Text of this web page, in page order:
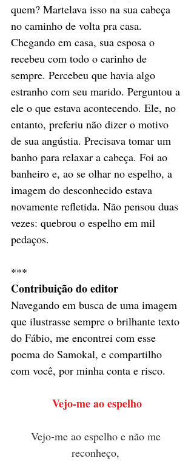
quem? Martelava isso na sua cabeça
no caminho de volta pra casa.
Chegando em casa, sua esposa o
recebeu com todo o carinho de
sempre. Percebeu que havia algo
estranho com seu marido. Perguntou a
ele o que estava acontecendo. Ele, no
entanto, preferiu não dizer o motivo
de sua angústia. Precisava tomar um
banho para relaxar a cabeça. Foi ao
banheiro e, ao se olhar no espelho, a
imagem do desconhecido estava
novamente refletida. Não pensou duas
vezes: quebrou o espelho em mil
pedaços.
***
Contribuição do editor
Navegando em busca de uma imagem
que ilustrasse sempre o brilhante texto
do Fábio, me encontrei com esse
poema do Samokal, e compartilho
com você, por minha conta e risco.
Vejo-me ao espelho
Vejo-me ao espelho e não me
reconheço,